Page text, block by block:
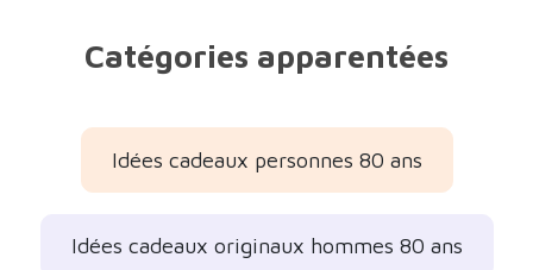
Catégories apparentées
Idées cadeaux personnes 80 ans
Idées cadeaux originaux hommes 80 ans